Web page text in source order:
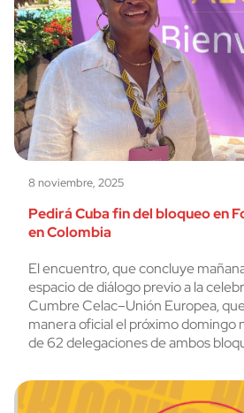
8 noviembre, 2025
Pedirá Cuba fin del bloqueo en
en Colombia
El encuentro, que concluye
espacio de diálogo previo a la
Cumbre Celac–Unión Europea,
manera oficial el próximo domingo
de 62 delegaciones de ambos